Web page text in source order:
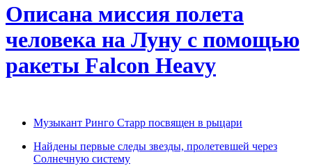
Описана миссия полета
человека на Луну с помощью
ракеты Falcon Heavy
Музыкант Ринго Старр посвящен в рыцари
Найдены первые следы звезды, пролетевшей через
Солнечную систему